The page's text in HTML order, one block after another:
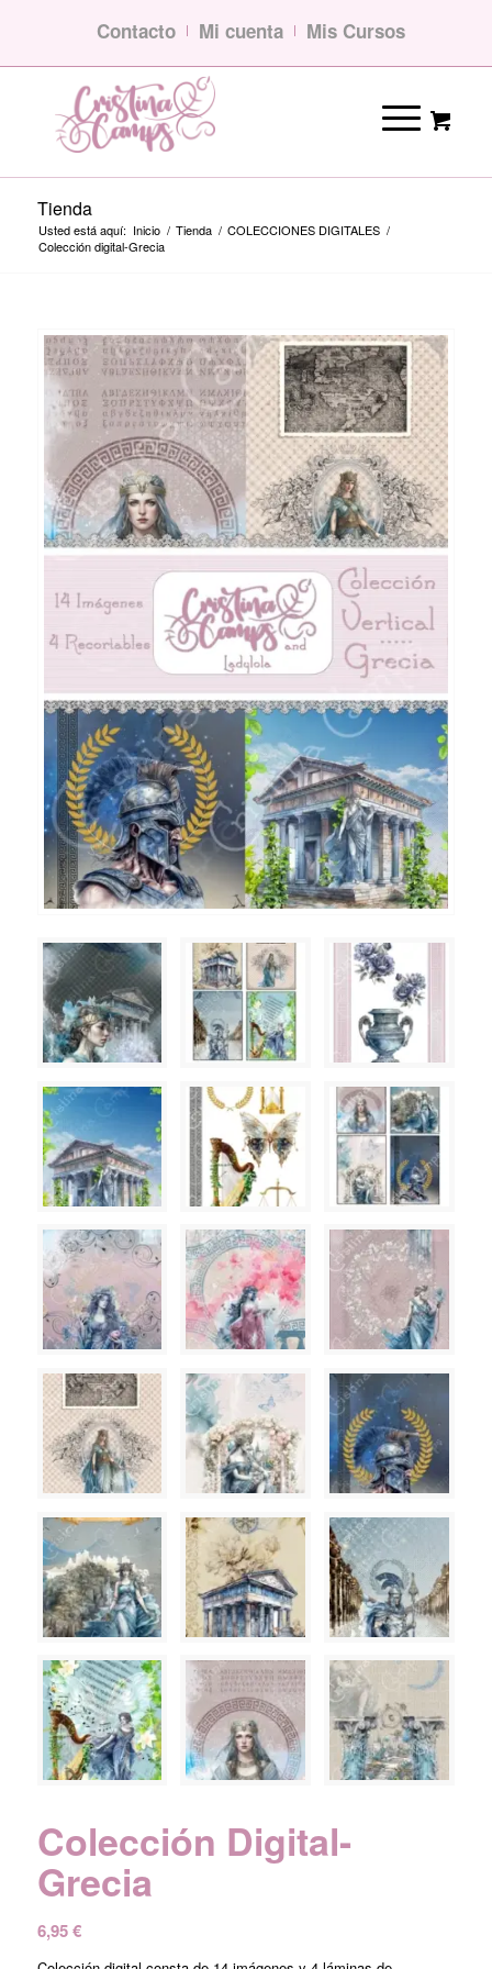
Contacto Mi cuenta Mis Cursos
Tienda
Usted está aquí: Inicio / Tienda / COLECCIONES DIGITALES /
Colección digital-Grecia
Colección Digital-
Grecia
6,95€